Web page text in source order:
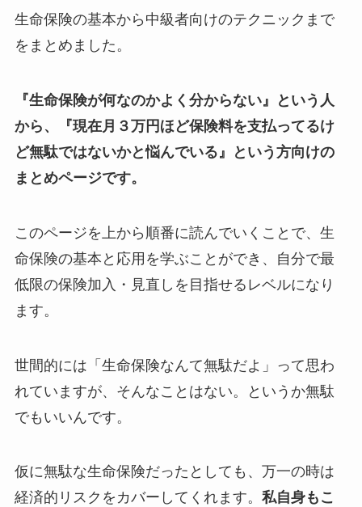
生命保険の基本から中級者向けのテクニックまで
をまとめました。
『生命保険が何なのかよく分からない』という人
から、『現在月３万円ほど保険料を支払ってるけ
ど無駄ではないかと悩んでいる』という方向けの
まとめページです。
このページを上から順番に読んでいくことで、生
命保険の基本と応用を学ぶことができ、自分で最
低限の保険加入・見直しを目指せるレベルになり
ます。
世間的には「生命保険なんて無駄だよ」って思わ
れていますが、そんなことはない。というか無駄
でもいいんです。
仮に無駄な生命保険だったとしても、万一の時は
経済的リスクをカバーしてくれます。 私自身もこ